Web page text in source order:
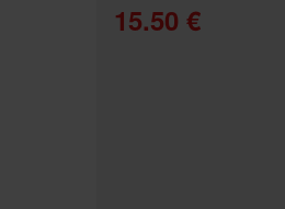
15.50 €